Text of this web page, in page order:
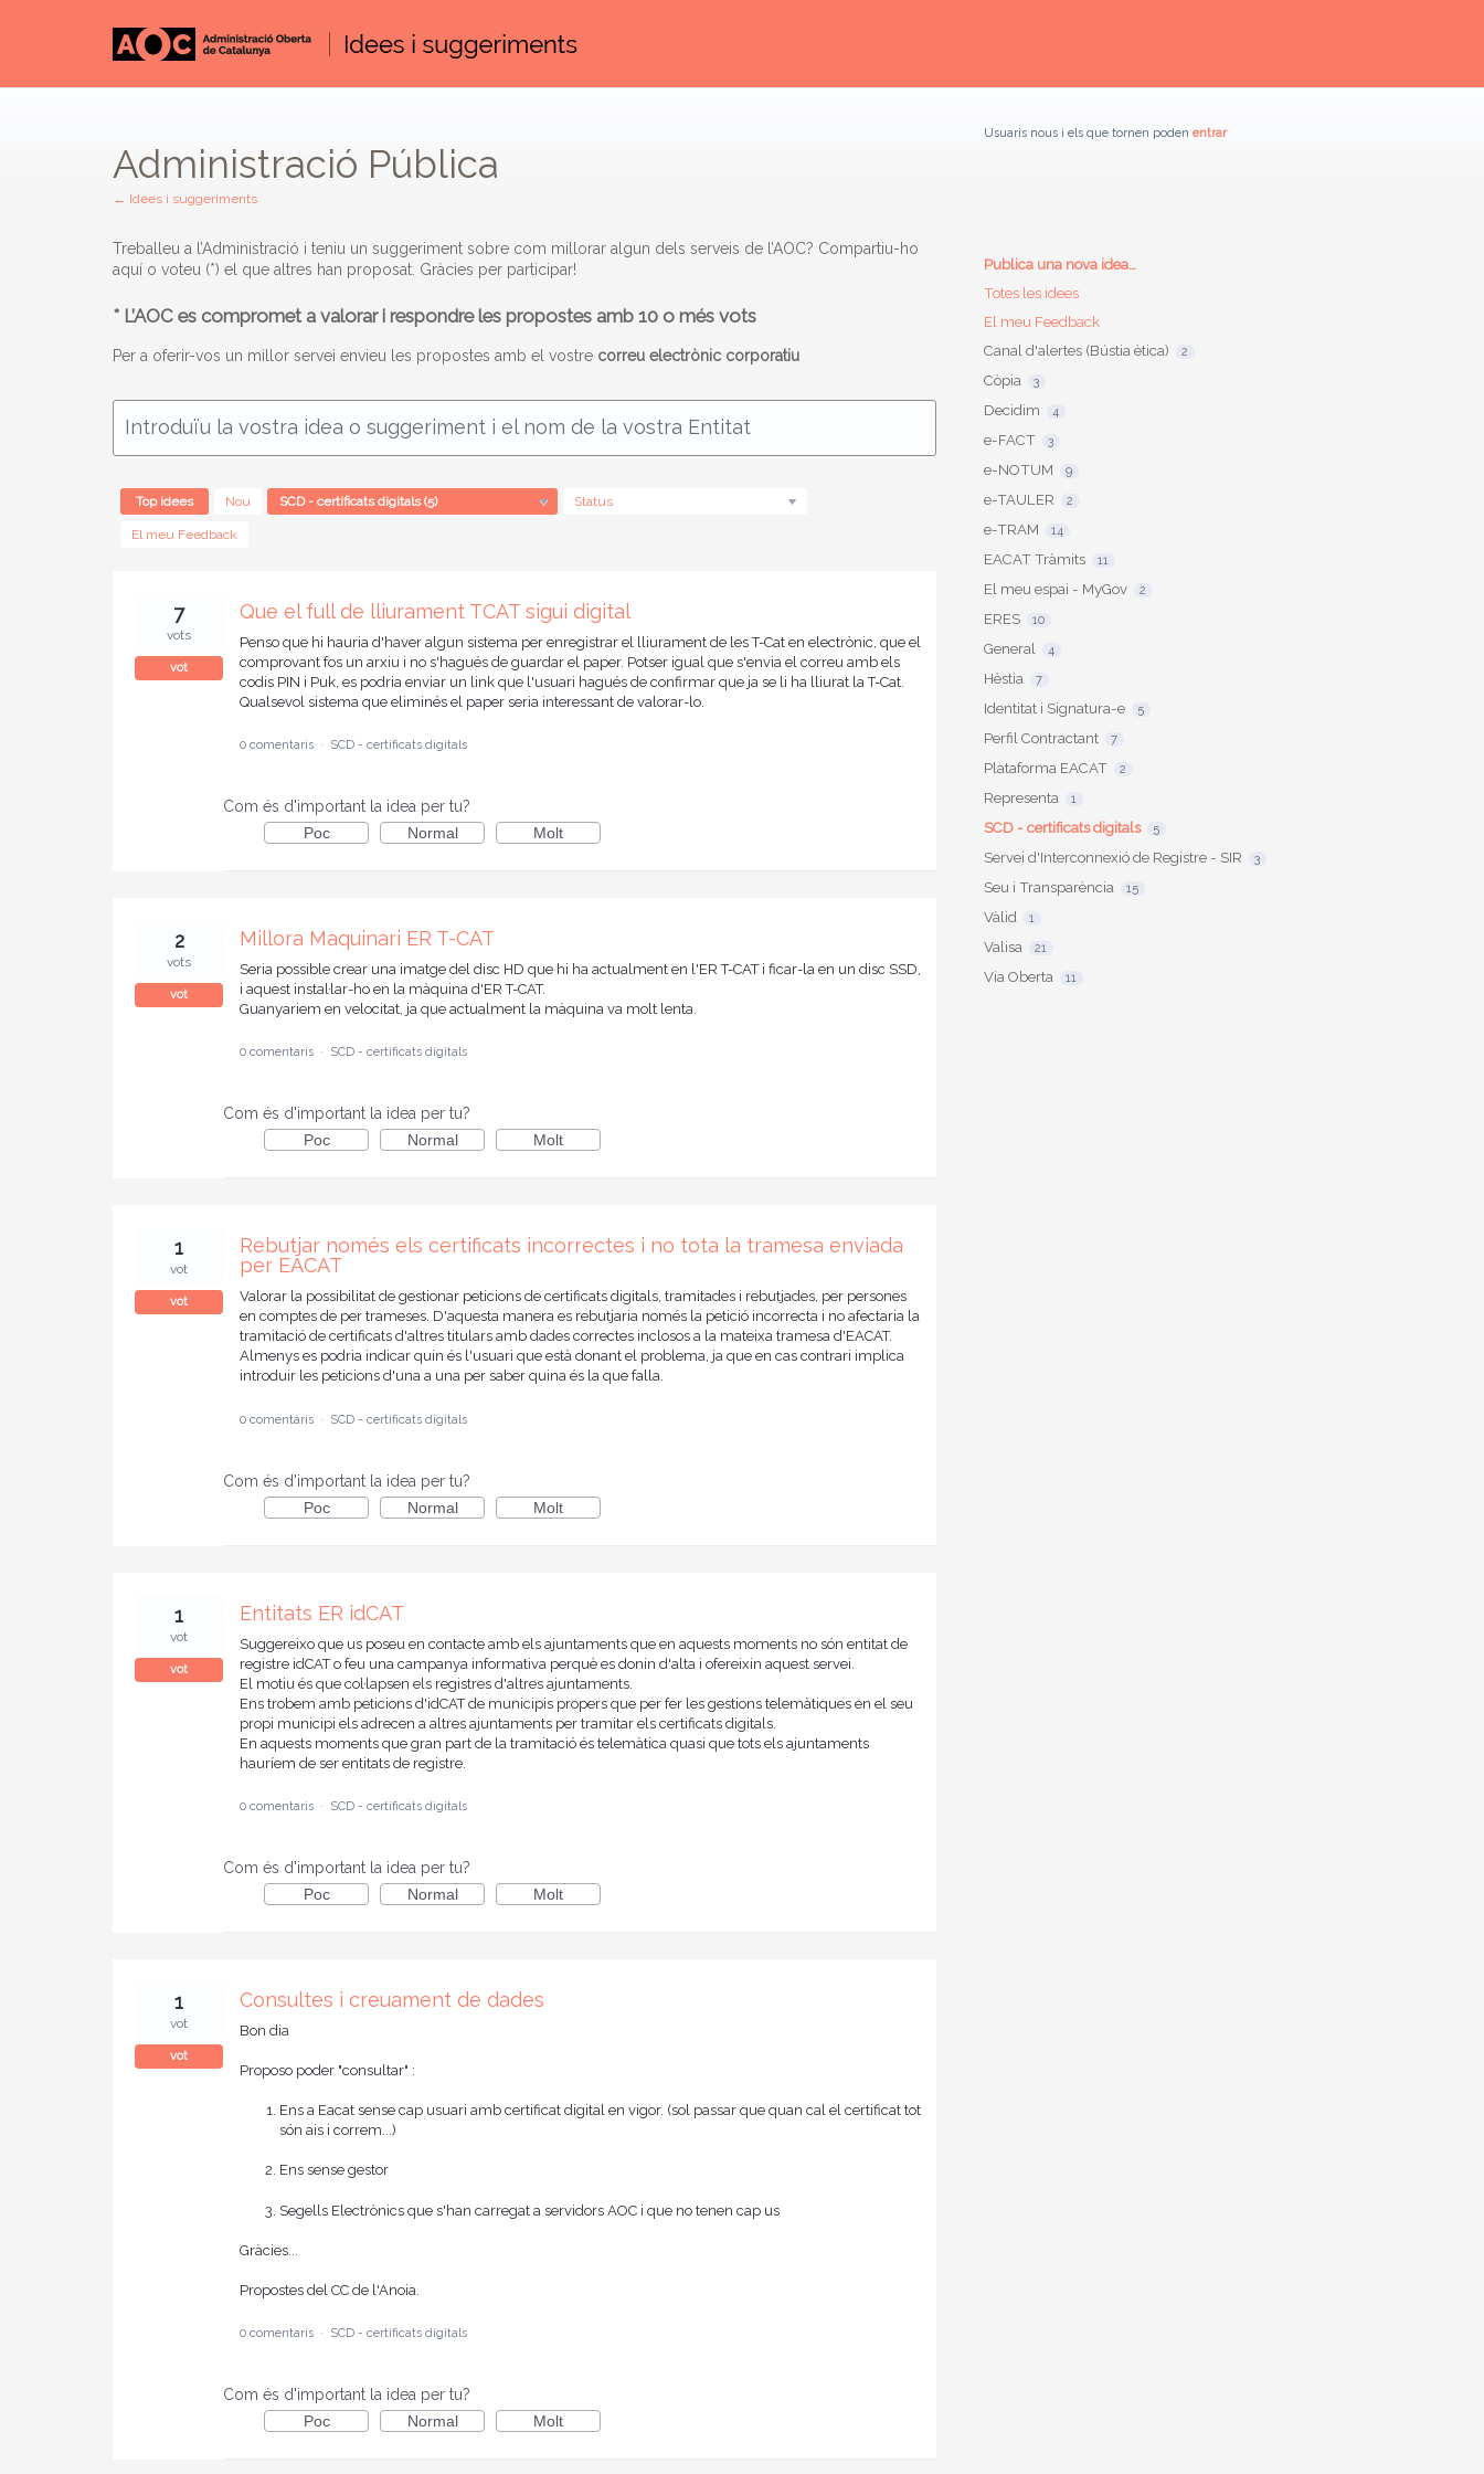
Administració Pública
← Idees i suggeriments
Treballeu a l’Administració i teniu un suggeriment sobre com millorar algun dels serveis de l’AOC? Compartiu-ho
aquí o voteu (*) el que altres han proposat. Gràcies per participar!
* L’AOC es compromet a valorar i respondre les propostes amb 10 o més vots
Per a oferir-vos un millor servei envieu les propostes amb el vostre correu electrònic corporatiu
Introduïu la vostra idea o suggeriment i el nom de la vostra Entitat
Top idees Nou Status
El meu Feedback
resultats
trobats
Que el full de lliurament TCAT sigui digital
Penso que hi hauria d'haver algun sistema per enregistrar el lliurament de les T-Cat en electrònic, que el
comprovant fos un arxiu i no s'hagués de guardar el paper. Potser igual que s'envia el correu amb els
codis PIN i Puk, es podria enviar un link que l'usuari hagués de confirmar que ja se li ha lliurat la T-Cat.
Qualsevol sistema que eliminés el paper seria interessant de valorar-lo.
7
vots
vot
0 comentaris · SCD - certificats digitals
Com és d'important la idea per tu?
Poc
Normal Molt
Millora Maquinari ER T-CAT
Seria possible crear una imatge del disc HD que hi ha actualment en l'ER T-CAT i ficar-la en un disc SSD,
i aquest instal·lar-ho en la màquina d'ER T-CAT.
Guanyariem en velocitat, ja que actualment la màquina va molt lenta.
2
vots
vot
0 comentaris · SCD - certificats digitals
Com és d'important la idea per tu?
Poc
Normal Molt
Rebutjar només els certificats incorrectes i no tota la tramesa enviada
per EACAT
Valorar la possibilitat de gestionar peticions de certificats digitals, tramitades i rebutjades, per persones
en comptes de per trameses. D'aquesta manera es rebutjaria només la petició incorrecta i no afectaria la
tramitació de certificats d'altres titulars amb dades correctes inclosos a la mateixa tramesa d'EACAT.
Almenys es podria indicar quin és l'usuari que està donant el problema, ja que en cas contrari implica
introduir les peticions d'una a una per saber quina és la que falla.
1
vot
vot
0 comentaris · SCD - certificats digitals
Com és d'important la idea per tu?
Poc
Normal Molt
Entitats ER idCAT
Suggereixo que us poseu en contacte amb els ajuntaments que en aquests moments no són entitat de
registre idCAT o feu una campanya informativa perquè es donin d'alta i ofereixin aquest servei.
El motiu és que col·lapsen els registres d'altres ajuntaments.
Ens trobem amb peticions d'idCAT de municipis propers que per fer les gestions telemàtiques en el seu
propi municipi els adrecen a altres ajuntaments per tramitar els certificats digitals.
En aquests moments que gran part de la tramitació és telemàtica quasi que tots els ajuntaments
hauríem de ser entitats de registre.
1
vot
vot
0 comentaris · SCD - certificats digitals
Com és d'important la idea per tu?
Poc
Normal Molt
Consultes i creuament de dades
Bon dia
Proposo poder "consultar" :
Ens a Eacat sense cap usuari amb certificat digital en vigor. (sol passar que quan cal el certificat tot
són ais i correm...)
Ens sense gestor
Segells Electrònics que s'han carregat a servidors AOC i que no tenen cap us
Gràcies...
Propostes del CC de l'Anoia.
1
vot
vot
0 comentaris · SCD - certificats digitals
Com és d'important la idea per tu?
Poc
Normal Molt
Usuaris nous i els que tornen poden entrar
Categories
Publica una nova idea…
Totes les idees
El meu Feedback
Canal d'alertes (Bústia ètica)
2
Còpia 3
Decidim 4
e-FACT 3
e-NOTUM 9
e-TAULER 2
e-TRAM 14
EACAT Tràmits 11
El meu espai - MyGov 2
ERES 10
General 4
Hèstia 7
Identitat i Signatura-e 5
Perfil Contractant 7
Plataforma EACAT 2
Representa 1
SCD - certificats digitals 5
Servei d'Interconnexió de Registre - SIR 3
Seu i Transparència 15
Vàlid 1
Valisa 21
Via Oberta 11